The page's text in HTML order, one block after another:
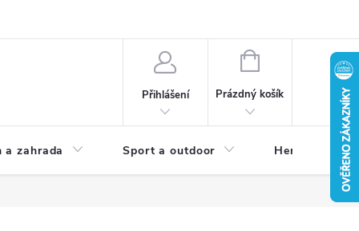
Přihlášení
NÁKUPNÍ
Prázdný košík
a zahrada Sport a outdoor Herní zóna